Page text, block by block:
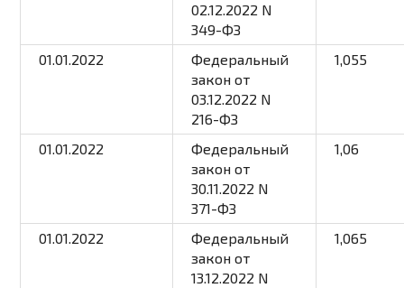
02.12.2022 N
349-ФЗ
01.01.2022
Федеральный
закон от
03.12.2022 N
216-ФЗ
1,055
01.01.2022
Федеральный
закон от
30.11.2022 N
371-ФЗ
1,06
01.01.2022
Федеральный
закон от
13.12.2022 N
1,065